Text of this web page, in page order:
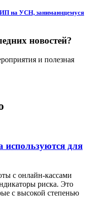
ИП на УСН, занимающемуся
новостей?
и полезная
используются для
с онлайн-кассами
риска. Это
с высокой степенью